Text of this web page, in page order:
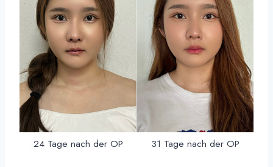
24 Tage nach der OP 31 Tage nach der OP